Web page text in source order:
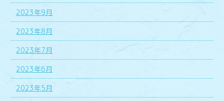
2023年9月
2023年8月
2023年7月
2023年6月
2023年5月